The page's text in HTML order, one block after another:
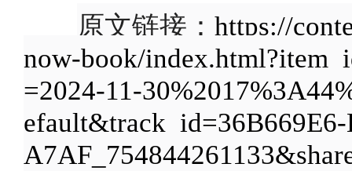
原文链接： https://
now-book/
=2024-11-